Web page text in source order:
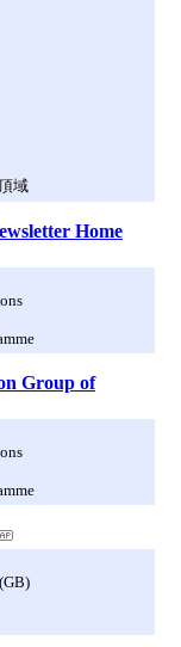
域
Home
Group of